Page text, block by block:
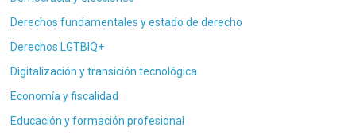
Derechos fundamentales y estado de derecho
Derechos LGTBIQ+
Digitalización y transición tecnológica
Economía y fiscalidad
Educación y formación profesional